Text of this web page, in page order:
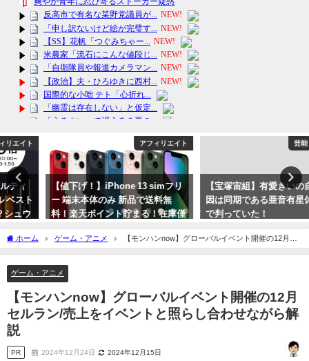
アフィリエイト
【値下げ！】iPhone 13 simフリ
ー 端末本体のみ 新品で送料無
料！楽天ポイント貯まる！在庫僅
少
芸能・エンタメ
【宝塚宙組】有愛きいの自死の原
因は同期である亜音有星休演時点
で判っていた！
ホーム ゲーム・アニメ
【モンハンnow】グローバルイベント開催の12月セ
ルラン/売上をイベントと照らし合わせながら解説
ゲーム・アニメ
【モンハンnow】グローバルイベント開催の12月
セルラン/売上をイベントと照らし合わせながら解
説
PR 2024年12月24日 2024年12月15日